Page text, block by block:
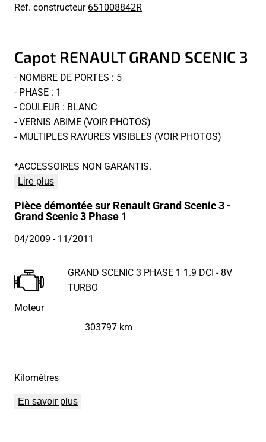
Réf. constructeur651008842R
Capot RENAULT GRAND SCENIC 3
- NOMBRE DE PORTES : 5
- PHASE : 1
- COULEUR : BLANC
- VERNIS ABIME (VOIR PHOTOS)
- MULTIPLES RAYURES VISIBLES (VOIR PHOTOS)
*ACCESSOIRES NON GARANTIS.
Lire plus
Pièce démontée sur Renault Grand Scenic 3 -
Grand Scenic 3 Phase 1
04/2009 - 11/2011
Moteur
GRAND SCENIC 3 PHASE 1 1.9 DCI - 8V
TURBO
Kilomètres
303797 km
En savoir plus